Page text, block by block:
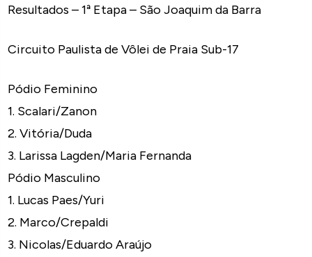
Resultados – 1ª Etapa – São Joaquim da Barra
Circuito Paulista de Vôlei de Praia Sub-17
Pódio Feminino
1. Scalari/Zanon
2. Vitória/Duda
3. Larissa Lagden/Maria Fernanda
Pódio Masculino
1. Lucas Paes/Yuri
2. Marco/Crepaldi
3. Nicolas/Eduardo Araújo